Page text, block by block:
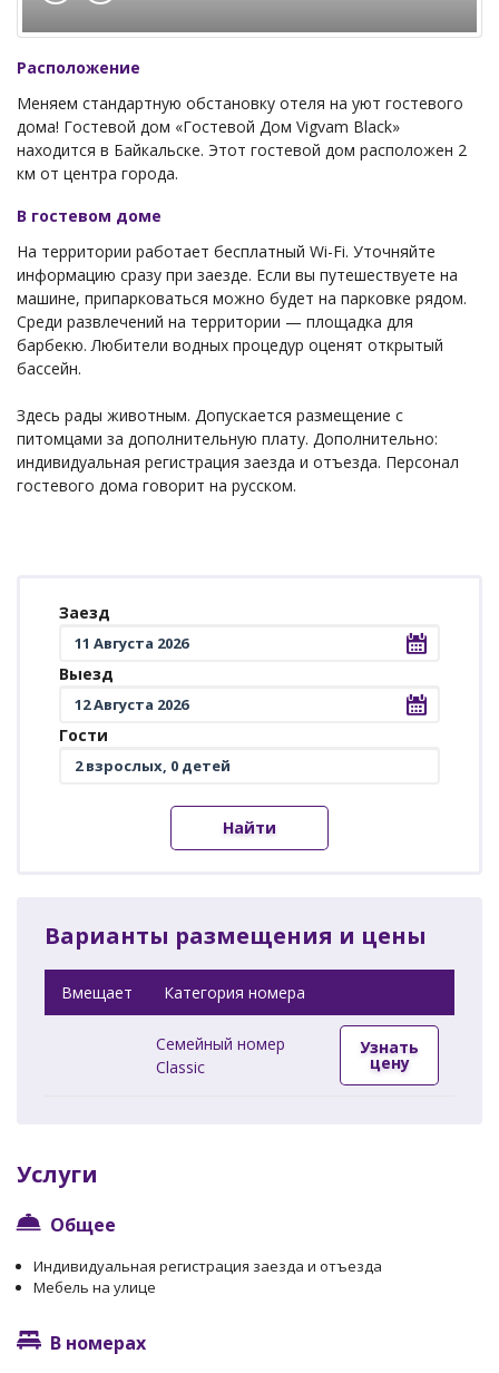
Расположение
Меняем стандартную обстановку отеля на уют гостевого
дома! Гостевой дом «Гостевой Дом Vigvam Black»
находится в Байкальске. Этот гостевой дом расположен 2
км от центра города.
В гостевом доме
На территории работает бесплатный Wi-Fi. Уточняйте
информацию сразу при заезде. Если вы путешествуете на
машине, припарковаться можно будет на парковке рядом.
Среди развлечений на территории — площадка для
барбекю. Любители водных процедур оценят открытый
бассейн.
Здесь рады животным. Допускается размещение с
питомцами за дополнительную плату. Дополнительно:
индивидуальная регистрация заезда и отъезда. Персонал
гостевого дома говорит на русском.
Заезд
Выезд
Гости
Найти
Варианты размещения и цены
Вмещает Категория номера
Семейный номер
Classic
Узнать
цену
Услуги
Общее
Индивидуальная регистрация заезда и отъезда
Мебель на улице
В номерах